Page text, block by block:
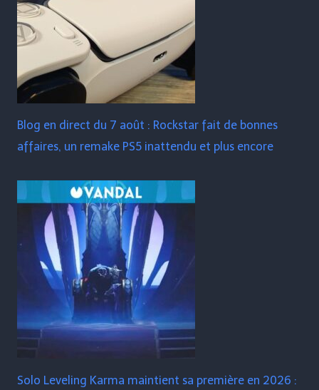
Blog en direct du 7 août : Rockstar fait de bonnes
affaires, un remake PS5 inattendu et plus encore
Solo Leveling Karma maintient sa première en 2026 :